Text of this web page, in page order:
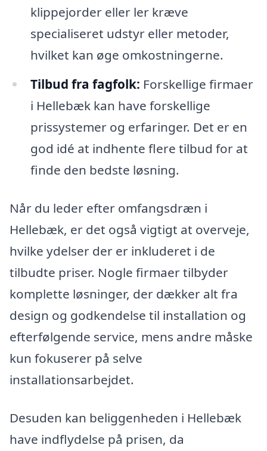
klippejorder eller ler kræve
specialiseret udstyr eller metoder,
hvilket kan øge omkostningerne.
Tilbud fra fagfolk: Forskellige firmaer
i Hellebæk kan have forskellige
prissystemer og erfaringer. Det er en
god idé at indhente flere tilbud for at
finde den bedste løsning.
Når du leder efter omfangsdræn i
Hellebæk, er det også vigtigt at overveje,
hvilke ydelser der er inkluderet i de
tilbudte priser. Nogle firmaer tilbyder
komplette løsninger, der dækker alt fra
design og godkendelse til installation og
efterfølgende service, mens andre måske
kun fokuserer på selve
installationsarbejdet.
Desuden kan beliggenheden i Hellebæk
have indflydelse på prisen, da